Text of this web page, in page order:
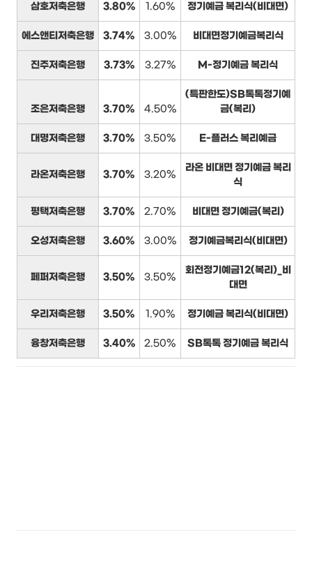
삼호저축은행 3.80% 1.60% 정기예금 복리식(비대면)
에스앤티저축은행 3.74% 3.00% 비대면정기예금복리식
진주저축은행 3.73% 3.27% M-정기예금 복리식
조은저축은행 3.70% 4.50%
(특판한도)SB톡톡정기예
금(복리)
대명저축은행 3.70% 3.50% E-플러스 복리예금
라온저축은행 3.70% 3.20%
라온 비대면 정기예금 복리
식
평택저축은행 3.70% 2.70% 비대면 정기예금(복리)
오성저축은행 3.60% 3.00% 정기예금복리식(비대면)
페퍼저축은행 3.50% 3.50%
회전정기예금12(복리)_비
대면
우리저축은행 3.50% 1.90% 정기예금 복리식(비대면)
융창저축은행 3.40% 2.50% SB톡톡 정기예금 복리식